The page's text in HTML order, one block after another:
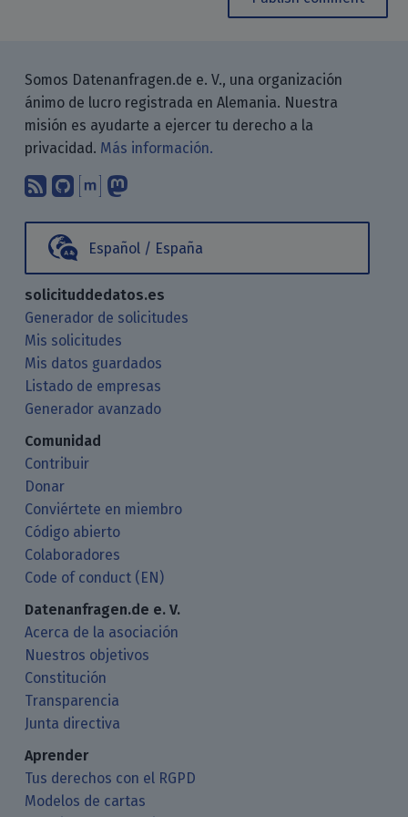
Somos Datenanfragen.de e. V., una organización
ánimo de lucro registrada en Alemania. Nuestra
misión es ayudarte a ejercer tu derecho a la
privacidad. Más información.
Suscríbete a nuestro blog a través
Encuéntranos en GitHub
Encuéntranos en Matrix
Español / España
solicituddedatos.es
Generador de solicitudes
Mis solicitudes
Mis datos guardados
Listado de empresas
Generador avanzado
Comunidad
Contribuir
Donar
Conviértete en miembro
Código abierto
Colaboradores
Code of conduct (EN)
Datenanfragen.de e. V.
Acerca de la asociación
Nuestros objetivos
Constitución
Transparencia
Junta directiva
Aprender
Tus derechos con el RGPD
Modelos de cartas